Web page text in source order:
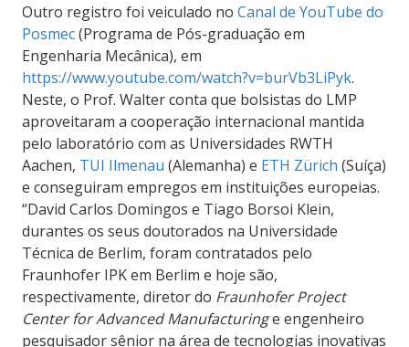
Outro registro foi veiculado no Canal de YouTube do
Posmec(Programa de Pós-graduação em
Engenharia Mecânica), em
https://www.youtube.com/watch?v=burVb3LiPyk.
Neste, o Prof. Walter conta que bolsistas do LMP
aproveitaram a cooperação internacional mantida
pelo laboratório com as Universidades RWTH
Aachen, TUI Ilmenau (Alemanha) e ETH Zürich (Suíça)
e conseguiram empregos em instituições europeias.
“David Carlos Domingos e Tiago Borsoi Klein,
durantes os seus doutorados na Universidade
Técnica de Berlim, foram contratados pelo
Fraunhofer IPK em Berlim e hoje são,
respectivamente, diretor do Fraunhofer Project
Center for Advanced Manufacturinge engenheiro
pesquisador sênior na área de tecnologias inovativas